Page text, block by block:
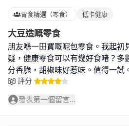
胃食精選（零食） 低卡健康
大豆造嘅零食
朋友喺一田買嘅呢包零食。我起初
疑，健康零食可以有幾好食啫？多
分香脆，胡椒味好惹味。值得一試
評分
發表第一個留言...